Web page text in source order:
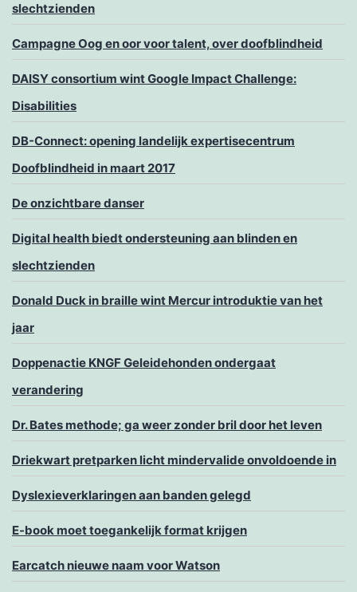
slechtzienden
Campagne Oog en oor voor talent, over doofblindheid
DAISY consortium wint Google Impact Challenge:
Disabilities
DB-Connect: opening landelijk expertisecentrum
Doofblindheid in maart 2017
De onzichtbare danser
Digital health biedt ondersteuning aan blinden en
slechtzienden
Donald Duck in braille wint Mercur introduktie van het
jaar
Doppenactie KNGF Geleidehonden ondergaat
verandering
Dr. Bates methode; ga weer zonder bril door het leven
Driekwart pretparken licht mindervalide onvoldoende in
Dyslexieverklaringen aan banden gelegd
E-book moet toegankelijk format krijgen
Earcatch nieuwe naam voor Watson